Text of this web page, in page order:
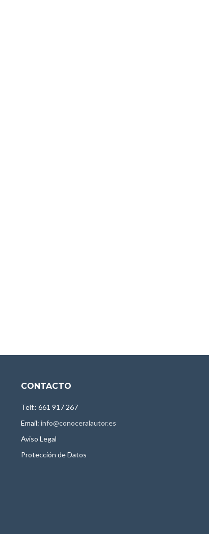
CONTACTO
Telf.: 661 917 267
Email: info@conoceralautor.es
Aviso Legal
Protección de Datos